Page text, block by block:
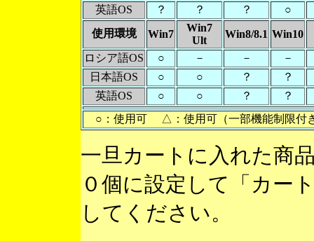
英語OS
？ ？ ？
○
使用環境
Win7
Win7
Ult
Win8/8.1 Win10
ロシア語OS
○ － －
－
日本語OS
○ ○ ？
？
英語OS
○ ○ ？
？
○：使用可 △：使用可（一部機能制限
一旦カートに入れた商
０個に設定して「カー
してください。